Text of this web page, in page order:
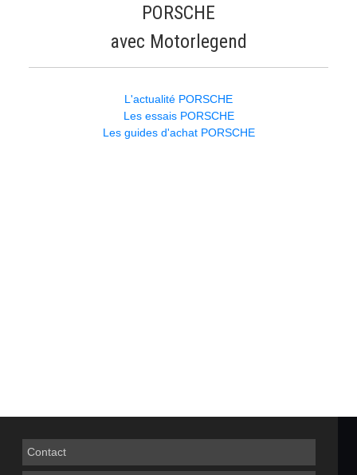
PORSCHE
avec Motorlegend
L'actualité PORSCHE
Les essais PORSCHE
Les guides d'achat PORSCHE
Contact